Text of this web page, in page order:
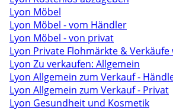
Lyon Möbel
Lyon Möbel - vom Händler
Lyon Möbel - von privat
Lyon Private Flohmärkte & Verkäufe
Lyon Zu verkaufen: Allgemein
Lyon Allgemein zum Verkauf -
Lyon Allgemein zum Verkauf - Privat
Lyon Gesundheit und Kosmetik